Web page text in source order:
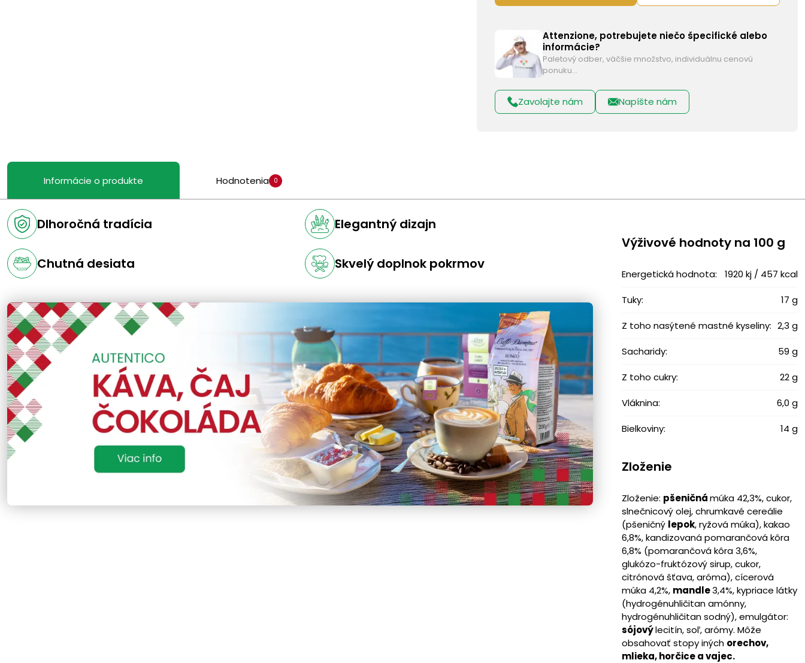
Attenzione, potrebujete niečo špecifické alebo
informácie?
Paletový odber, väčšie množstvo, individuálnu cenovú
ponuku…
Zavolajte nám Napíšte nám
Informácie o produkte Hodnotenia 0
Dlhoročná tradícia Elegantný dizajn
Chutná desiata Skvelý doplnok pokrmov
Výživové ​​hodnoty na 100 g
Energetická hodnota: 1920 kj / 457 kcal
Tuky: 17 g
Z toho nasýtené mastné kyseliny: 2,3 g
Sacharidy: 59 g
Z toho cukry: 22 g
Vláknina: 6,0 g
Bielkoviny: 14 g
Zloženie
Zloženie: pšeničnámúka 42,3%, cukor,
slnečnicový olej, chrumkavé cereálie
(pšeničný lepok, ryžová múka), kakao
6,8%, kandizovaná pomarančová kôra
6,8% (pomarančová kôra 3,6%,
glukózo-fruktózový sirup, cukor,
citrónová šťava, aróma), cícerová
múka 4,2%, mandle3,4%, kypriace látky
(hydrogénuhličitan amónny,
hydrogénuhličitan sodný), emulgátor:
sójovýlecitín, soľ, arómy. Môže
obsahovať stopy iných orechov,
mlieka, horčice a vajec.